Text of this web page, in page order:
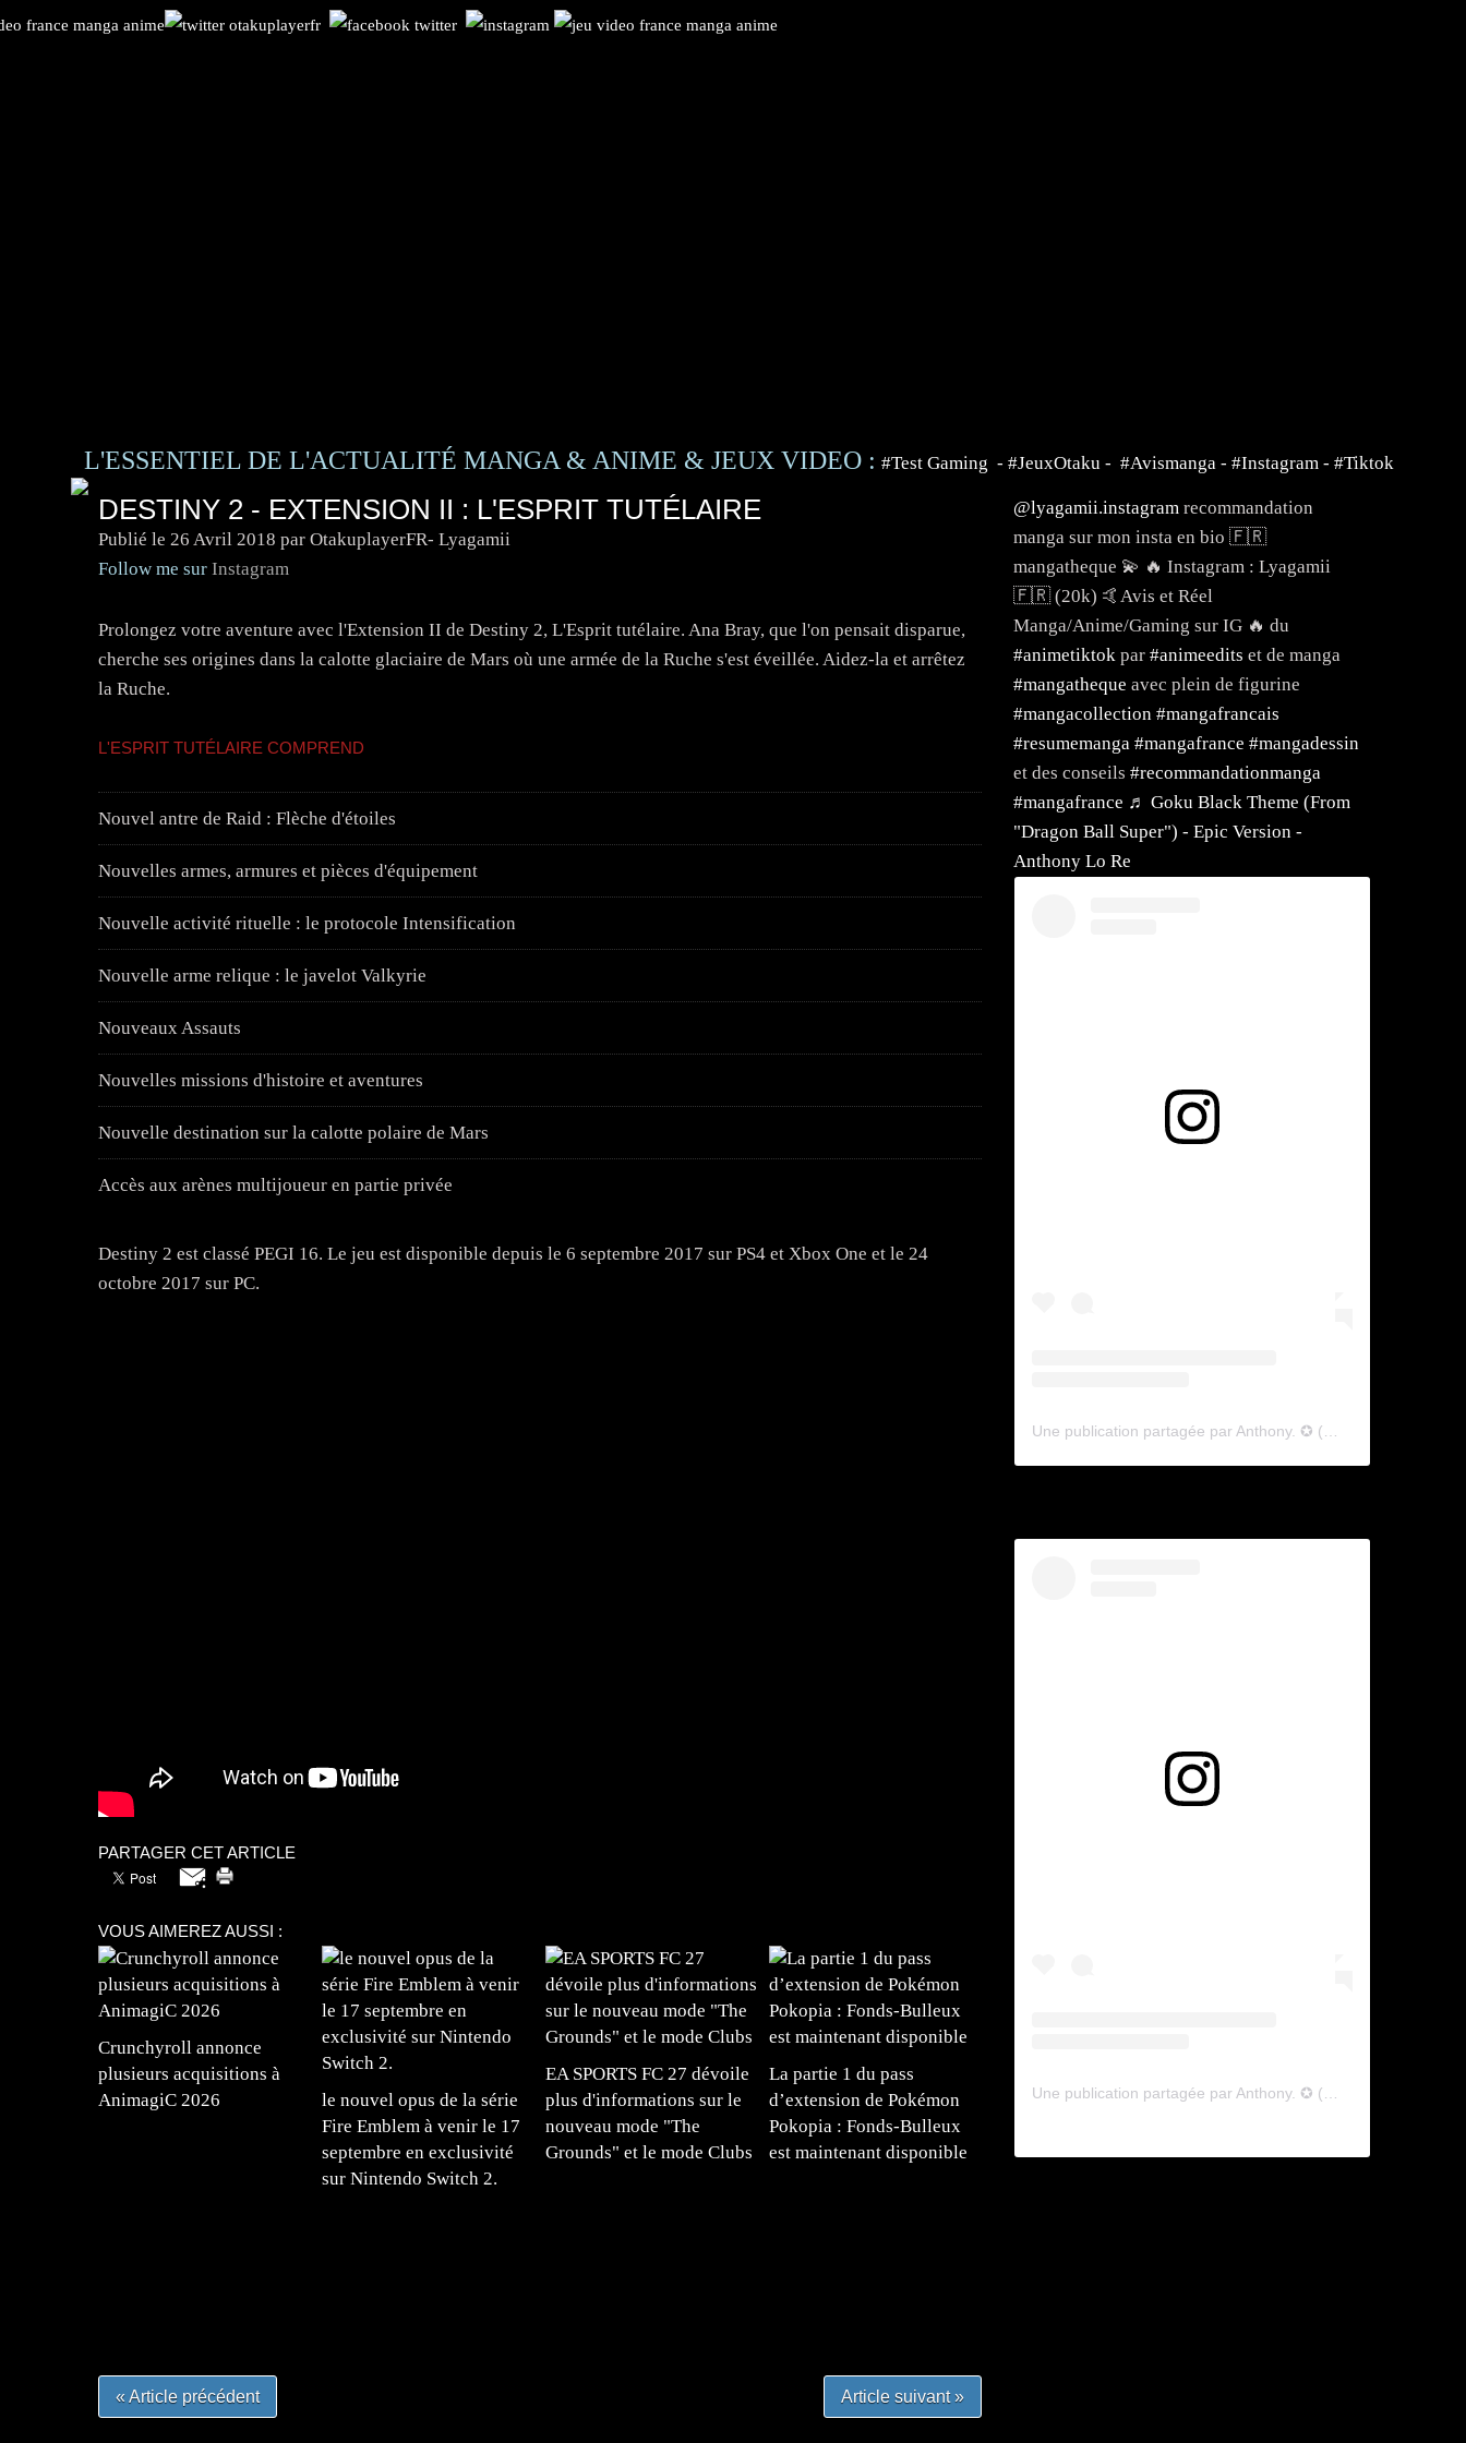
L'ESSENTIEL DE L'ACTUALITÉ MANGA & ANIME & JEUX VIDEO : #Test Gaming - #JeuxOtaku - #Avismanga - #Instagram - #Tiktok
DESTINY 2 - EXTENSION II : L'ESPRIT TUTÉLAIRE
Publié le 26 Avril 2018 par OtakuplayerFR- Lyagamii
Follow me sur Instagram
Prolongez votre aventure avec l'Extension II de Destiny 2, L'Esprit tutélaire. Ana Bray, que l'on pensait disparue,
cherche ses origines dans la calotte glaciaire de Mars où une armée de la Ruche s'est éveillée. Aidez-la et arrêtez
la Ruche.
L'ESPRIT TUTÉLAIRE COMPREND
Nouvel antre de Raid : Flèche d'étoiles
Nouvelles armes, armures et pièces d'équipement
Nouvelle activité rituelle : le protocole Intensification
Nouvelle arme relique : le javelot Valkyrie
Nouveaux Assauts
Nouvelles missions d'histoire et aventures
Nouvelle destination sur la calotte polaire de Mars
Accès aux arènes multijoueur en partie privée
Destiny 2 est classé PEGI 16. Le jeu est disponible depuis le 6 septembre 2017 sur PS4 et Xbox One et le 24
octobre 2017 sur PC.
PARTAGER CET ARTICLE
VOUS AIMEREZ AUSSI :
Crunchyroll annonce
plusieurs acquisitions à
AnimagiC 2026
le nouvel opus de la série
Fire Emblem à venir le 17
septembre en exclusivité
sur Nintendo Switch 2.
EA SPORTS FC 27 dévoile
plus d'informations sur le
nouveau mode "The
Grounds" et le mode Clubs
La partie 1 du pass
d’extension de Pokémon
Pokopia : Fonds-Bulleux
est maintenant disponible
« Article précédent Article suivant »
@lyagamii.instagram recommandation
manga sur mon insta en bio 🇫🇷
mangatheque 💫 🔥 Instagram : Lyagamii
🇫🇷 (20k) 🤙Avis et Réel
Manga/Anime/Gaming sur IG 🔥 du
#animetiktok par #animeedits et de manga
#mangatheque avec plein de figurine
#mangacollection #mangafrancais
#resumemanga #mangafrance #mangadessin
et des conseils #recommandationmanga
#mangafrance ♬ Goku Black Theme (From
"Dragon Ball Super") - Epic Version -
Anthony Lo Re
Une publication partagée par Anthony. ✪ (@lyagamii)